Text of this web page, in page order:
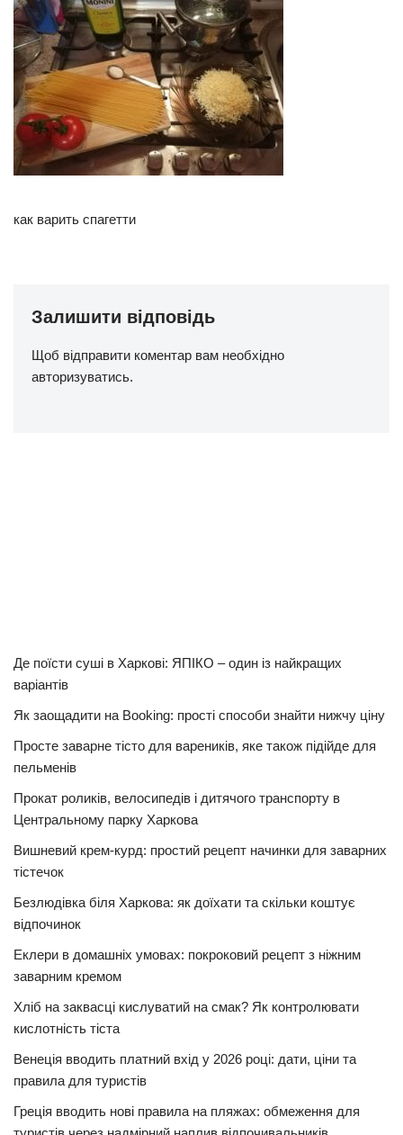
как варить спагетти
Залишити відповідь
Щоб відправити коментар вам необхідно
авторизуватись.
Де поїсти суші в Харкові: ЯПІКО – один із найкращих
варіантів
Як заощадити на Booking: прості способи знайти нижчу ціну
Просте заварне тісто для вареників, яке також підійде для
пельменів
Прокат роликів, велосипедів і дитячого транспорту в
Центральному парку Харкова
Вишневий крем-курд: простий рецепт начинки для заварних
тістечок
Безлюдівка біля Харкова: як доїхати та скільки коштує
відпочинок
Еклери в домашніх умовах: покроковий рецепт з ніжним
заварним кремом
Хліб на заквасці кислуватий на смак? Як контролювати
кислотність тіста
Венеція вводить платний вхід у 2026 році: дати, ціни та
правила для туристів
Греція вводить нові правила на пляжах: обмеження для